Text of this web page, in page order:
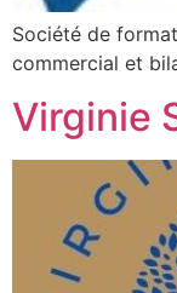
Société de
commercial et
Virginie